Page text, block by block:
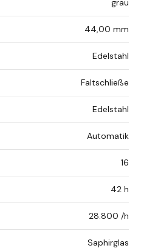
grau
44,00 mm
Edelstahl
Faltschließe
Edelstahl
Automatik
16
42 h
28.800 /h
Saphirglas